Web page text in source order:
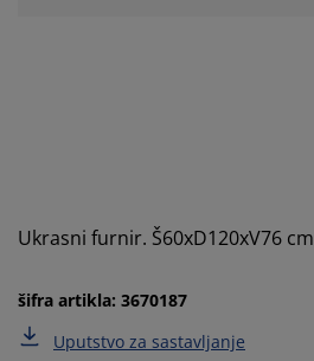
Ukrasni furnir. Š60xD120xV76 cm
šifra artikla: 3670187
Uputstvo za sastavljanje